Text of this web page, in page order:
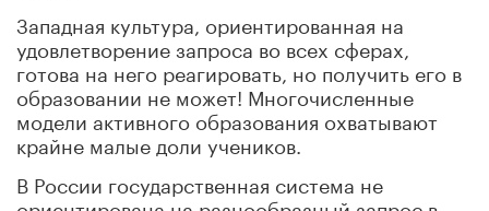
Западная культура, ориентированная на
удовлетворение запроса во всех сферах,
готова на него реагировать, но получить его в
образовании не может! Многочисленные
модели активного образования охватывают
крайне малые доли учеников.
В России государственная система не